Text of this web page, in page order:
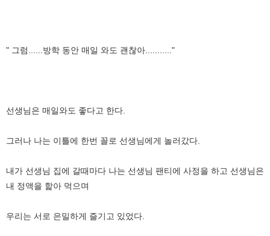
" 그럼......방학 동안 매일 와도 괜찮아..........."
선생님은 매일와도 좋다고 한다.
그러나 나는 이틀에 한번 꼴로 선생님에게 놀러갔다.
내가 선생님 집에 갈때마다 나는 선생님 팬티에 사정을 하고 선생님은
내 정액을 핥아 먹으며
우리는 서로 은밀하게 즐기고 있었다.